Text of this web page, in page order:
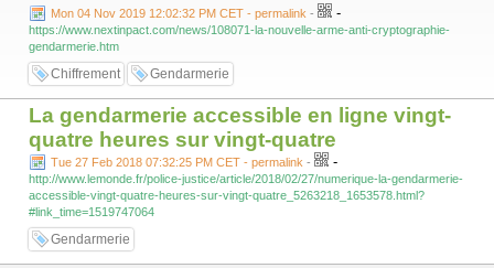
Mon 04 Nov 2019 12:02:32 PM CET - permalink - -
https://www.nextinpact.com/news/108071-la-nouvelle-arme-anti-cryptographie-
gendarmerie.htm
Chiffrement Gendarmerie
La gendarmerie accessible en ligne vingt-
quatre heures sur vingt-quatre
Tue 27 Feb 2018 07:32:25 PM CET - permalink - -
http://www.lemonde.fr/police-justice/article/2018/02/27/numerique-la-gendarmerie-
accessible-vingt-quatre-heures-sur-vingt-quatre_5263218_1653578.html?
#link_time=1519747064
Gendarmerie